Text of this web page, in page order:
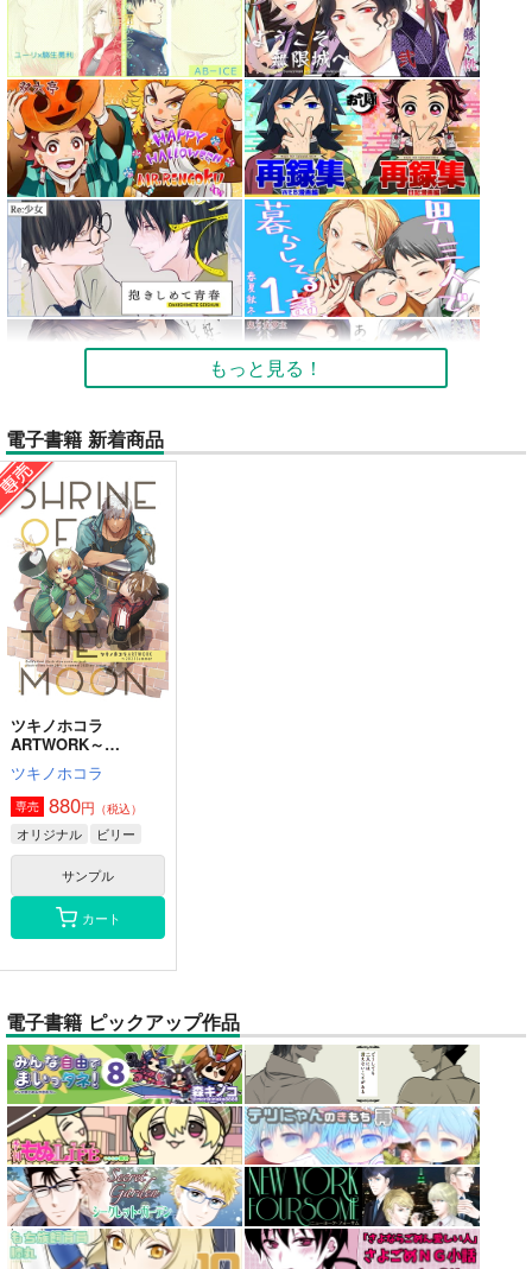
もっと見る！
電子書籍 新着商品
ツキノホコラ
ARTWORK～
2023Summer
ツキノホコラ
専売 880円 （税込）
オリジナル ビリー
サンプル
カート
電子書籍 ピックアップ作品